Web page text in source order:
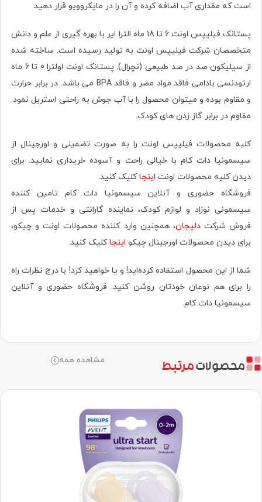
است که مقداری آب اضافه کرده و آن را در مایکروویو قرار دهید.
پستانک فیلیپس اونت 6 تا 18 ماه الترا ایر با بهره گیری از علم و دانش
متخصصان شرکت فیلیپس اونت به تولید رسیده است. ساخته شده
از سیلیکون صد در صد طبیعی (نچرال). پستانک اونت اولترا 0 تا 6 ماه
ارتودنسی بادامی فاقد مواد مضر و فاقد BPA می باشد. در برابر حرارت
و مقاوم بوده و میتوان محصول را با آب جوش به راحتی استریل نمود.
مقاوم در برابر گاز زدن های کودک.
کلیه محصولات فیلیپس اونت را به صورت تضمینی و اورجینال از
سیسمونیا دات کام با خیالی راحت و آسوده خریداری نمایید. برای
دیدن کلیه محصولات اونت اینجاکلیک کنید.
فروشگاه حضوری و آنلاین سیسمونیا دات کام تامین کننده
سیسمونی نوزاد و لوازم کودک، نماینده گارانتی و خدمات پس از
فروش شرکتدلیجان، همچنین وارد کننده محصولات اونت و چیکو،
برای دیدن محصولات اورجینال چیکو اینجاکلیک کنید.
شما از این محصول استفاده کرده‌اید! و یا خواهید کرد! با درج نظرات راه
را برای هم نوعان خودتان روشن کنید. فروشگاه حضوری‌ و آنلاین
سیسمونیا دات کام.
محصولاتمرتبط مشاهده همه